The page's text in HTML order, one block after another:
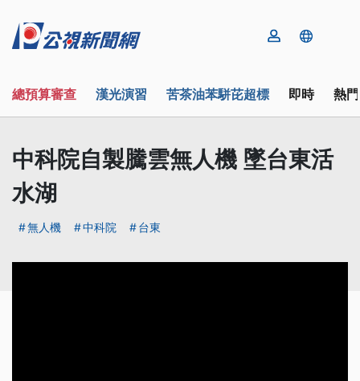
總預算審查 漢光演習 苦茶油苯駢芘超標 即時 熱
中科院自製騰雲無人機 墜台東活
水湖
無人機 中科院 台東